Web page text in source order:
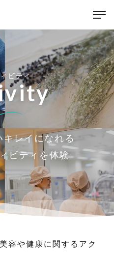
ビティ
レイになれる
ビティを体験
容や健康に関するアク